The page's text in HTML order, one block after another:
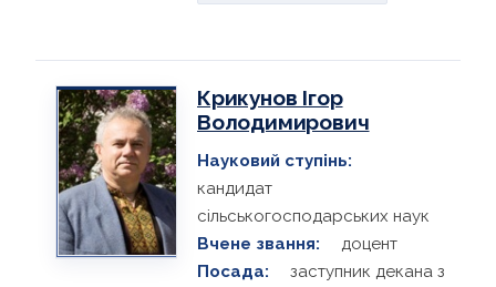
Крикунов Ігор
Володимирович
Науковий ступінь:
кандидат
сільськогосподарських наук
Вчене звання:
доцент
Посада:
заступник декана з